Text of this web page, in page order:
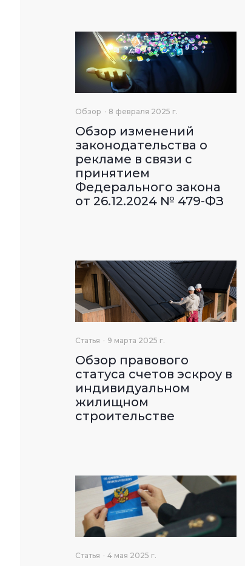
Обзор 8 февраля 2025 г.
Обзор изменений
законодательства о
рекламе в связи с
принятием
Федерального закона
от 26.12.2024 № 479-ФЗ
Статья 9 марта 2025 г.
Обзор правового
статуса счетов эскроу в
индивидуальном
жилищном
строительстве
Статья 4 мая 2025 г.